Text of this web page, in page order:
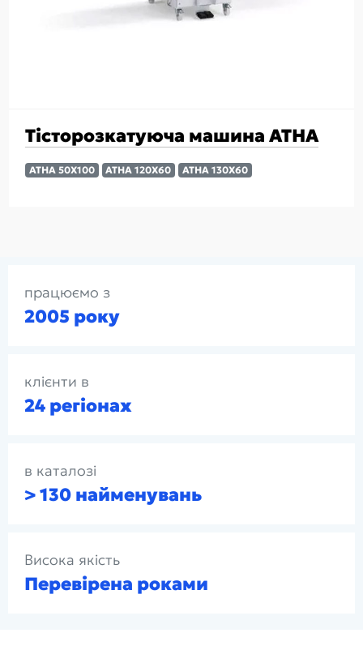
Тісторозкатуюча машина ATHA
ATHA 50X100 ATHA 120X60 ATHA 130X60
працюємо з
2005 року
клієнти в
24 регіонах
в каталозі
> 130 найменувань
Висока якість
Перевірена роками